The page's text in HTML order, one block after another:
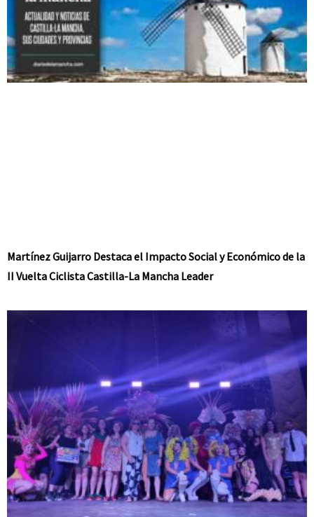
Martínez Guijarro Destaca el Impacto Social y Económico de la
II Vuelta Ciclista Castilla-La Mancha Leader